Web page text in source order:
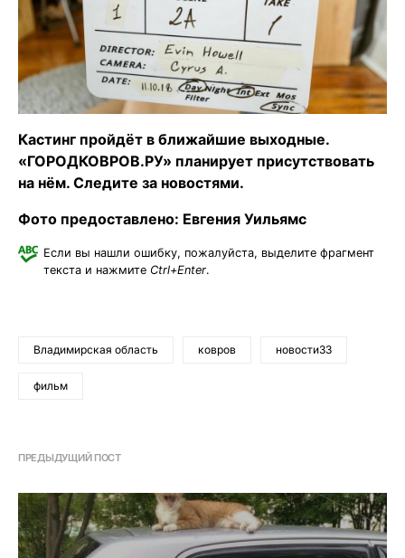
Кастинг пройдёт в ближайшие выходные.
«ГОРОДКОВРОВ.РУ» планирует присутствовать
на нём. Следите за новостями.
Фото предоставлено: Евгения Уильямс
Если вы нашли ошибку, пожалуйста, выделите фрагмент
текста и нажмите Ctrl+Enter.
Владимирская область ковров новости33
фильм
ПРЕДЫДУЩИЙ ПОСТ